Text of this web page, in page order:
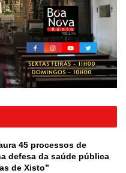
45 processos de
defesa da saúde pública
de Xisto”